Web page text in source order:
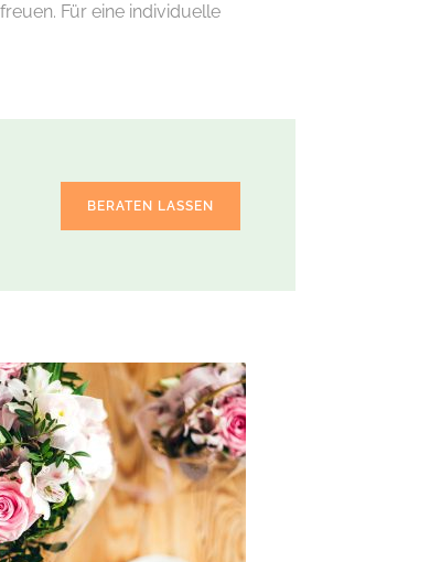
Für eine individuelle
BERATEN LASSEN